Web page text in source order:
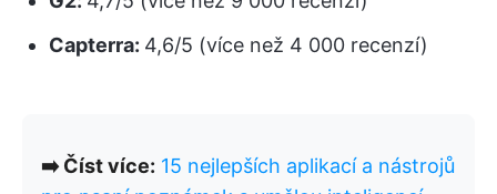
Capterra: 4,6/5 (více než 4 000 recenzí)
➡️ Číst více: 15 nejlepších aplikací a nástrojů